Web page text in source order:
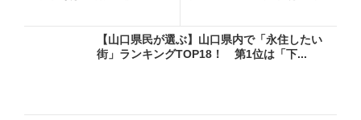
【山口県民が選ぶ】山口県内で「永住したい
街」ランキングTOP18！ 第1位は「下...